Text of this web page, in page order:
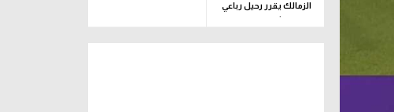
الزمالك يقرر رحيل رباعي
فريق الشباب